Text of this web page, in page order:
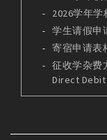
2026学年学
学生请假申
寄宿申请表
征收学杂费
Direct